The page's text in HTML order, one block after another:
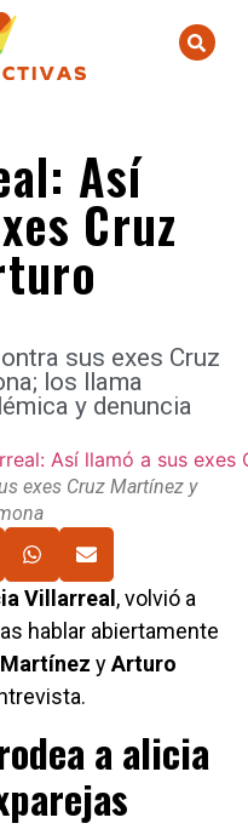
Así
Cruz
sus exes Cruz
los llama
y denuncia
exes Cruz Martínez y
Villarreal, volvió a
hablar abiertamente
yArturo
a alicia